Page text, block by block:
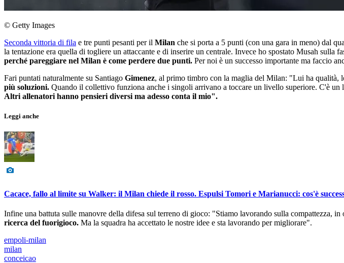
© Getty Images
Seconda vittoria di fila e tre punti pesanti per il Milan che si porta a 5 punti (con una gara in meno) dal
la tentazione era quella di togliere un attaccante e di inserire un centrale. Invece ho spostato Musah sulla
perché pareggiare nel Milan è come perdere due punti. Per noi è un successo importante ma faccio
Fari puntati naturalmente su Santiago Gimenez, al primo timbro con la maglia del Milan: "Lui ha qualità,
più soluzioni. Quando il collettivo funziona anche i singoli arrivano a toccare un livello superiore. C'è
Altri allenatori hanno pensieri diversi ma adesso conta il mio".
Leggi anche
Cacace, fallo al limite su Walker: il Milan chiede il rosso. Espulsi Tomori e Marianucci: cos'è
Infine una battuta sulle manovre della difesa sul terreno di gioco: "Stiamo lavorando sulla compattezza,
ricerca del fuorigioco. Ma la squadra ha accettato le nostre idee e sta lavorando per migliorare".
empoli-milan
milan
conceicao